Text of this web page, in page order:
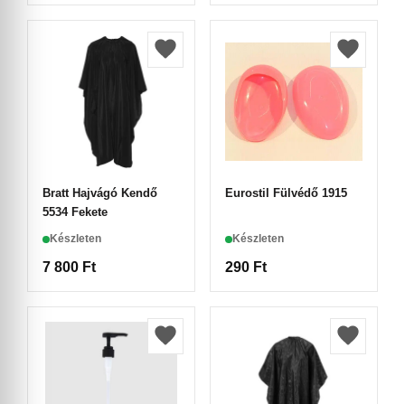
Bratt Hajvágó Kendő
5534 Fekete
Készleten
7 800 Ft
Eurostil Fülvédő 1915
Készleten
290 Ft